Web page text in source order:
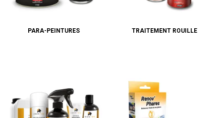
PARA-PEINTURES TRAITEMENT ROUILLE